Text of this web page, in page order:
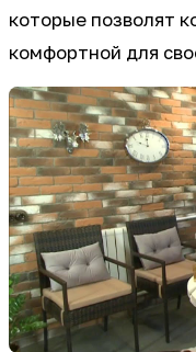
которые позволят
комфортной для